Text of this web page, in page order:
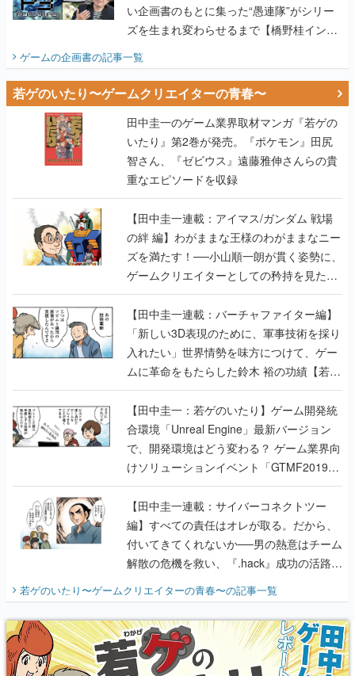
い企画書のもとに集った“愚連隊”がシリー
ズを生まれ変わらせるまで【橋野桂インタ
ゲームの企画書の記事一覧
若ゲのいたり〜ゲームクリエイターの青春〜
田中圭一のゲーム業界取材マンガ『若ゲの
いたり』第2巻が発売。『ポケモン』田尻
智さん、『ゼビウス』遠藤雅伸さんらの貴
重なエピソードを収録
【田中圭一連載：アイマス/ガンダム 戦場
の絆 編】わがままな王様のわがままなニー
ズを満たす！──小山順一朗が貫く姿勢に、
ゲームクリエイターとしての矜持を見た
【若ゲのいたり最終回】
【田中圭一連載：バーチャファイター編】
「新しい3D表現のために、軍事技術を採り
入れたい」世界情勢を味方につけて、ゲー
ムに革命をもたらした鈴木 裕の功績【若ゲ
のいたり】
【田中圭一：若ゲのいたり】ゲーム開発統
合環境「Unreal Engine」最新バージョン
で、開発環境はどう変わる？ ゲーム業界向
けソリューションイベント「GTMF2019」
に行って、より理解を深めよう【PR】
【田中圭一連載：サイバーコネクトツー
編】すべての責任はオレが取る。だから、
付いてきてくれないか──男の熱意はチーム
解散の危機を救い、『.hack』成功の活路を
『少年ジャンプ』色だった【若ゲのいた
り】
若ゲのいたり〜ゲームクリエイターの青春〜の記事一覧